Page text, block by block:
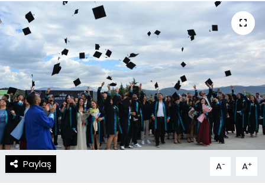
Paylaş A- A+
Spor
Teknoloji
Resmi İlanlar
Teknoloji
Yaşam
Künye
Gizlilik Sözleşmesi
İletişim